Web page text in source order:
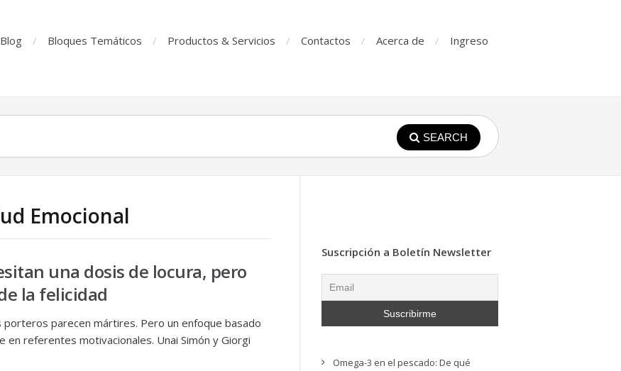
Blog Bloques Temáticos Productos & Servicios Contactos Acerca de Ingreso
SEARCH
Emocional
una dosis de locura, pero
la felicidad
parecen mártires. Pero un enfoque basado
en referentes motivacionales. Unai Simón y Giorgi
Suscripción a Boletín Newsletter
Omega-3 en el pescado: De qué